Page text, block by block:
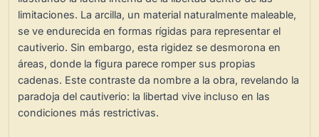
limitaciones. La arcilla, un material naturalmente maleable,
se ve endurecida en formas rígidas para representar el
cautiverio. Sin embargo, esta rigidez se desmorona en
áreas, donde la figura parece romper sus propias
cadenas. Este contraste da nombre a la obra, revelando la
paradoja del cautiverio: la libertad vive incluso en las
condiciones más restrictivas.